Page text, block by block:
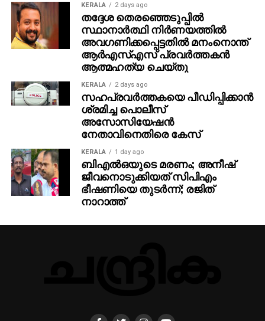
KERALA 2 days ago
തദ്ദേശ തെരഞ്ഞെടുപ്പില്‍
സ്ഥാനാര്‍ത്ഥി നിര്‍ണയത്തില്‍
അവഗണിക്കപ്പെട്ടതില്‍ മനംനൊന്ത്
ആര്‍എസ്എസ് പ്രവര്‍ത്തകന്‍
ആത്മഹത്യ ചെയ്തു
KERALA 2 days ago
സഹപ്രവര്‍ത്തകയെ പീഡിപ്പിക്കാന്‍
ശ്രമിച്ച പൊലീസ്
അസോസിയേഷന്‍
നേതാവിനെതിരെ കേസ്
KERALA 1 day ago
ബിഎല്‍ഒയുടെ മരണം; അനീഷ്
ജീവനൊടുക്കിയത് സിപിഎം
ഭീഷണിയെ തുടര്‍ന്ന്; രജിത്
നാറാത്ത്